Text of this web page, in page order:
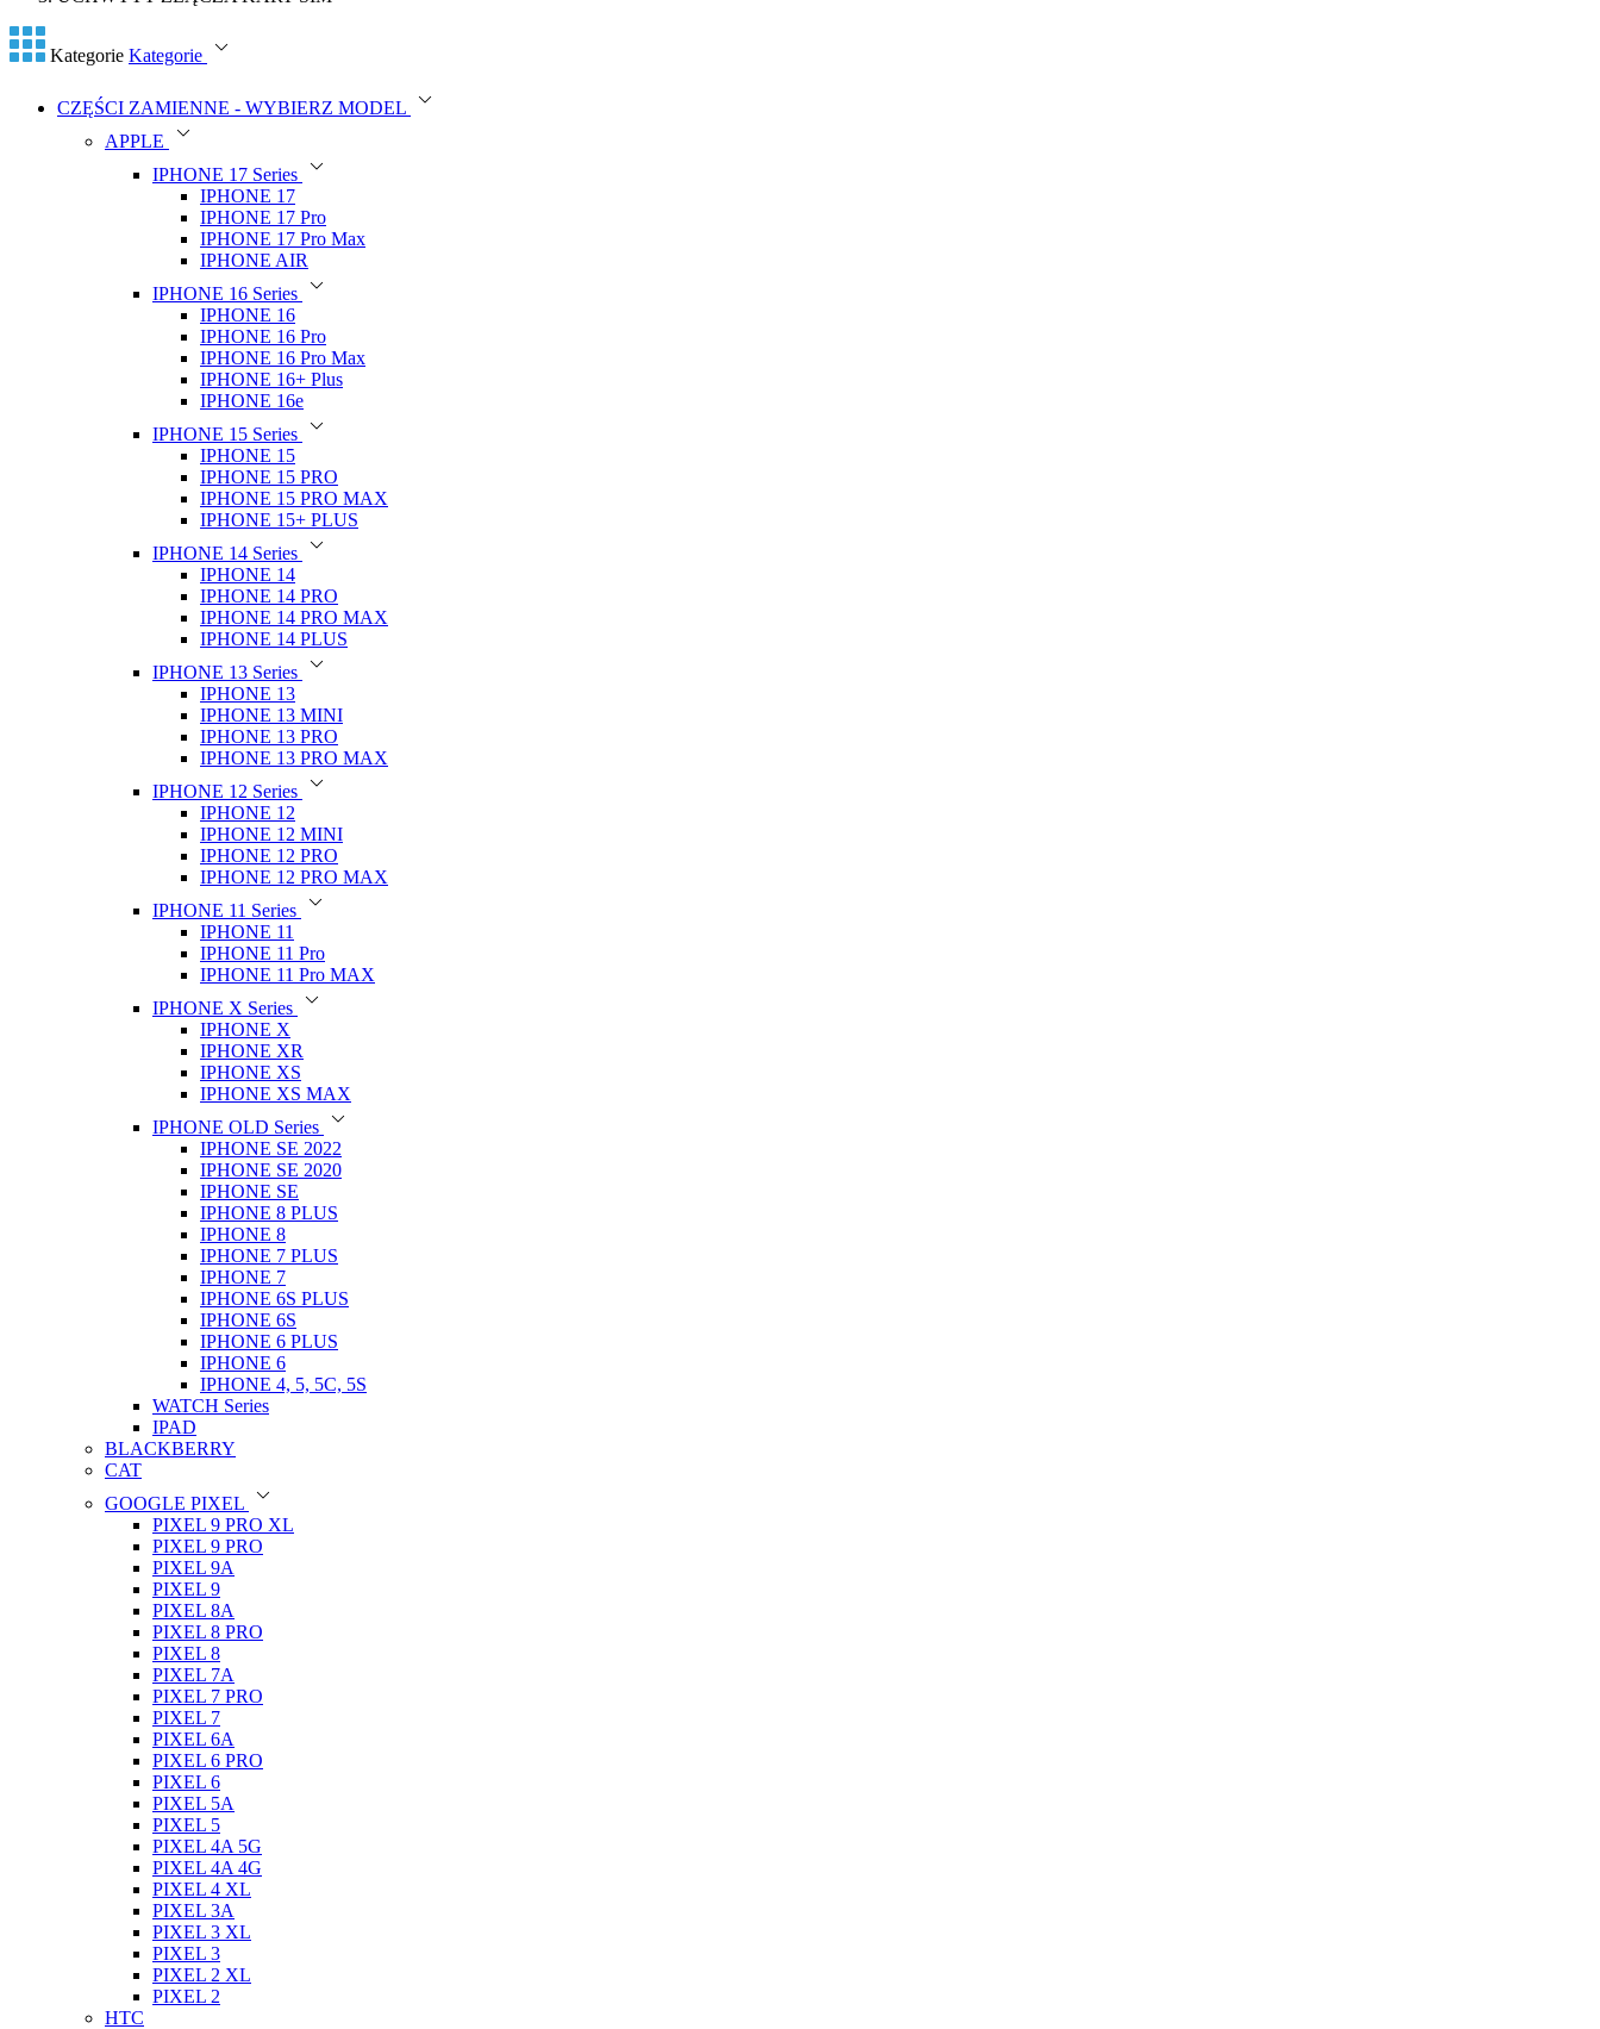
Kategorie Kategorie
CZĘŚCI ZAMIENNE - WYBIERZ MODEL
APPLE
IPHONE 17 Series
IPHONE 17
IPHONE 17 Pro
IPHONE 17 Pro Max
IPHONE AIR
IPHONE 16 Series
IPHONE 16
IPHONE 16 Pro
IPHONE 16 Pro Max
IPHONE 16+ Plus
IPHONE 16e
IPHONE 15 Series
IPHONE 15
IPHONE 15 PRO
IPHONE 15 PRO MAX
IPHONE 15+ PLUS
IPHONE 14 Series
IPHONE 14
IPHONE 14 PRO
IPHONE 14 PRO MAX
IPHONE 14 PLUS
IPHONE 13 Series
IPHONE 13
IPHONE 13 MINI
IPHONE 13 PRO
IPHONE 13 PRO MAX
IPHONE 12 Series
IPHONE 12
IPHONE 12 MINI
IPHONE 12 PRO
IPHONE 12 PRO MAX
IPHONE 11 Series
IPHONE 11
IPHONE 11 Pro
IPHONE 11 Pro MAX
IPHONE X Series
IPHONE X
IPHONE XR
IPHONE XS
IPHONE XS MAX
IPHONE OLD Series
IPHONE SE 2022
IPHONE SE 2020
IPHONE SE
IPHONE 8 PLUS
IPHONE 8
IPHONE 7 PLUS
IPHONE 7
IPHONE 6S PLUS
IPHONE 6S
IPHONE 6 PLUS
IPHONE 6
IPHONE 4, 5, 5C, 5S
WATCH Series
IPAD
BLACKBERRY
CAT
GOOGLE PIXEL
PIXEL 9 PRO XL
PIXEL 9 PRO
PIXEL 9A
PIXEL 9
PIXEL 8A
PIXEL 8 PRO
PIXEL 8
PIXEL 7A
PIXEL 7 PRO
PIXEL 7
PIXEL 6A
PIXEL 6 PRO
PIXEL 6
PIXEL 5A
PIXEL 5
PIXEL 4A 5G
PIXEL 4A 4G
PIXEL 4 XL
PIXEL 3A
PIXEL 3 XL
PIXEL 3
PIXEL 2 XL
PIXEL 2
HTC